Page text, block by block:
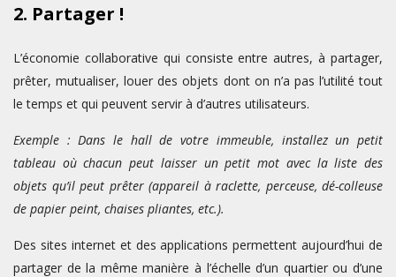
2. Partager !
L’économie collaborative qui consiste entre autres, à partager,
prêter, mutualiser, louer des objets dont on n’a pas l’utilité tout
le temps et qui peuvent servir à d’autres utilisateurs.
Exemple : Dans le hall de votre immeuble, installez un petit
tableau où chacun peut laisser un petit mot avec la liste des
objets qu’il peut prêter (appareil à raclette, perceuse, dé-colleuse
de papier peint, chaises pliantes, etc.).
Des sites internet et des applications permettent aujourd’hui de
partager de la même manière à l’échelle d’un quartier ou d’une